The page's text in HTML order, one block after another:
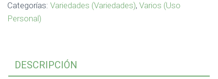
Categorías: Variedades (Variedades), Varios (Uso
Personal)
DESCRIPCIÓN